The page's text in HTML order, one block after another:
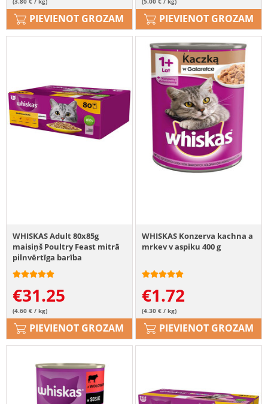
PIEVIENOT GROZAM PIEVIENOT GROZAM
WHISKAS Adult 80x85g
maisiņš Poultry Feast mitrā
pilnvērtīga barība
pieaugušiem kaķiem želejas
gabaliņos ar vistas, pīles,
mājputnu, tītara gaļu.
€31.25
(4.60 € / kg)
PIEVIENOT GROZAM
WHISKAS Konzerva kachna a
mrkev v aspiku 400 g
€1.72
(4.30 € / kg)
PIEVIENOT GROZAM